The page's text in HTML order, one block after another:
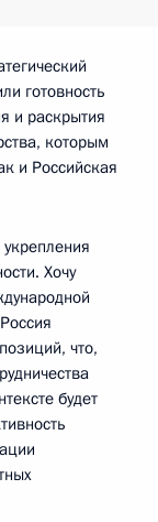
готовность
и раскрытия
которым
и Российская
Хочу
что,
будет